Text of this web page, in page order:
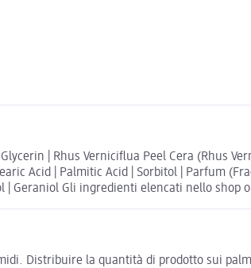
| Rhus Verniciflua Peel Cera (Rhus
Acid | Palmitic Acid | Sorbitol | Parfum
| Geraniol Gli ingredienti elencati nello
Distribuire la quantità di prodotto sui